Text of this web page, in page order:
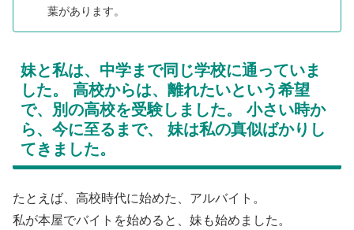
葉があります。
妹と私は、中学まで同じ学校に通っていま
した。 高校からは、離れたいという希望
で、別の高校を受験しました。 小さい時か
ら、今に至るまで、 妹は私の真似ばかりし
てきました。
たとえば、高校時代に始めた、アルバイト。
私が本屋でバイトを始めると、妹も始めました。